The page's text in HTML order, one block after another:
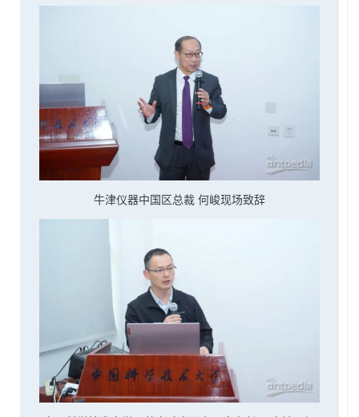
牛津仪器中国区总裁 何峻现场致辞